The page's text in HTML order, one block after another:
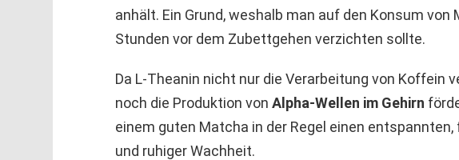
anhält. Ein Grund, weshalb man auf den Konsum von
Stunden vor dem Zubettgehen verzichten sollte.
Da L-Theanin nicht nur die Verarbeitung von Koffein
noch die Produktion von Alpha-Wellen im Gehirn
einem guten Matcha in der Regel einen
und ruhiger Wachheit.